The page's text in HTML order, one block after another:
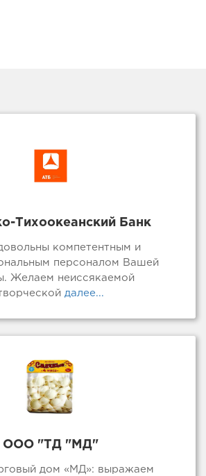
Тихоокеанский Банк
компетентным и
персоналом Вашей
Желаем неиссякаемой
далее...
ООО "ТД "МД"
дом «МД»: выражаем